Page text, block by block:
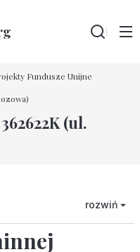
Fundusze Unijne
(ul.
rozwiń